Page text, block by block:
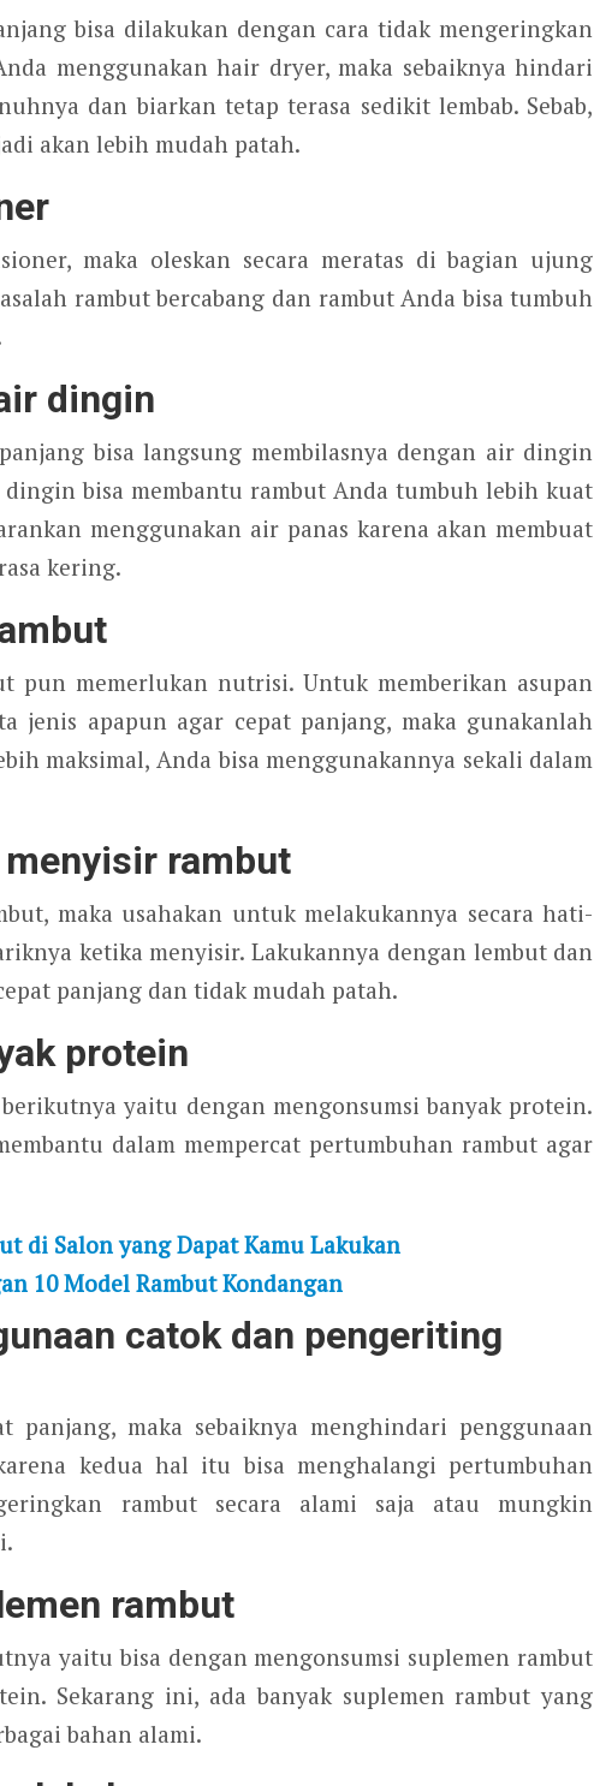
bisa dilakukan dengan cara tidak mengeringkan
menggunakan hair dryer, maka sebaiknya hindari
dan biarkan tetap terasa sedikit lembab. Sebab,
akan lebih mudah patah.
maka oleskan secara meratas di bagian ujung
rambut bercabang dan rambut Anda bisa tumbuh
dingin
bisa langsung membilasnya dengan air dingin
dingin bisa membantu rambut Anda tumbuh lebih kuat
menggunakan air panas karena akan membuat
kering.
pun memerlukan nutrisi. Untuk memberikan asupan
apapun agar cepat panjang, maka gunakanlah
maksimal, Anda bisa menggunakannya sekali dalam
rambut
maka usahakan untuk melakukannya secara hati-
ketika menyisir. Lakukannya dengan lembut dan
panjang dan tidak mudah patah.
protein
berikutnya yaitu dengan mengonsumsi banyak protein.
dalam mempercat pertumbuhan rambut agar
di Salon yang Dapat Kamu Lakukan
10 Model Rambut Kondangan
catok dan pengeriting
maka sebaiknya menghindari penggunaan
kedua hal itu bisa menghalangi pertumbuhan
rambut secara alami saja atau mungkin
rambut
yaitu bisa dengan mengonsumsi suplemen rambut
Sekarang ini, ada banyak suplemen rambut yang
bahan alami.